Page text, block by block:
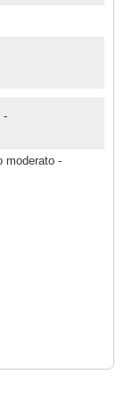
-
moderato -